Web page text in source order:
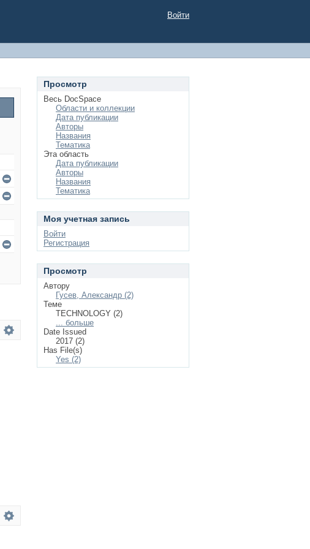
Войти
Просмотр
Весь DocSpace
Области и коллекции
Дата публикации
Авторы
Названия
Тематика
Эта область
Дата публикации
Авторы
Названия
Тематика
Моя учетная запись
Войти
Регистрация
Просмотр
Автору
Гусев, Александр (2)
Теме
TECHNOLOGY (2)
... больше
Date Issued
2017 (2)
Has File(s)
Yes (2)